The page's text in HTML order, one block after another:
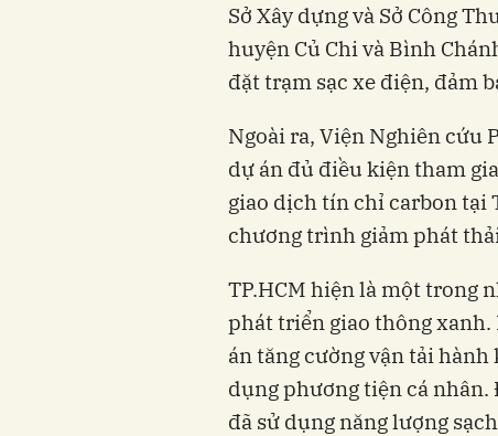
Sở Xây dựng và Sở Công
huyện Củ Chi và Bình
đặt trạm sạc xe điện, đảm
Ngoài ra, Viện Nghiên cứu
dự án đủ điều kiện tham
giao dịch tín chỉ carbon tại
chương trình giảm phát
TP.HCM hiện là một trong
phát triển giao thông xanh.
án tăng cường vận tải
dụng phương tiện cá nhân.
đã sử dụng năng lượng